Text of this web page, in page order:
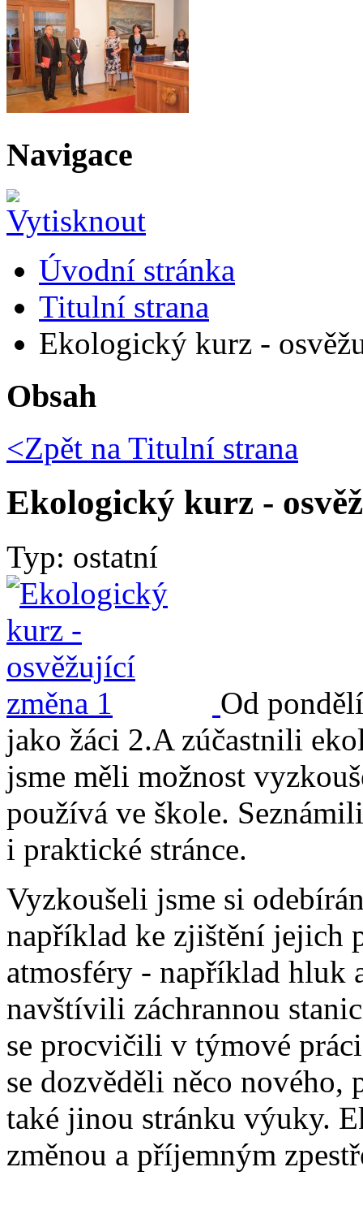
Navigace
Úvodní stránka
Titulní strana
Ekologický kurz -
Obsah
<Zpět na Titulní strana
Ekologický kurz -
Typ: ostatní
Od
jako žáci 2.A zúčastnili
jsme měli možnost
používá ve škole.
i praktické stránce.
Vyzkoušeli jsme si
například ke zjištění jejich
atmosféry - například hluk
navštívili záchrannou
se procvičili v týmové
se dozvěděli něco
také jinou stránku výuky.
změnou a příjemným